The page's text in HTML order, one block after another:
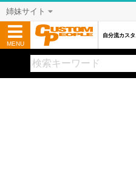
姉妹サイト
MENU
自分流カス